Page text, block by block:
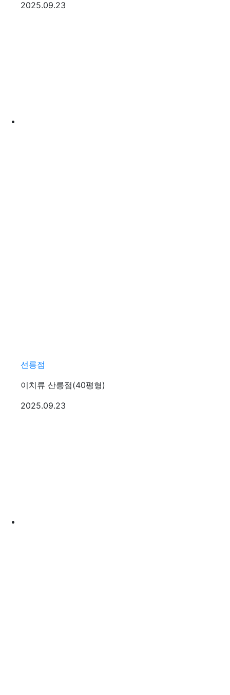
등록일
2025.09.23
선릉점
이치류 산릉점(40평형)
등록일
2025.09.23